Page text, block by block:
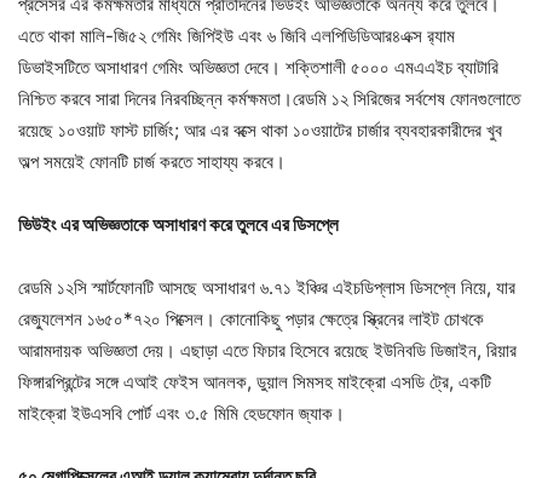
এতে থাকা মালি-জি৫২ গেমিং জিপিইউ এবং ৬ জিবি এলপিডিডিআর৪এক্স র‍্যাম
ডিভাইসটিতে অসাধারণ গেমিং অভিজ্ঞতা দেবে। শক্তিশালী ৫০০০ এমএএইচ ব্যাটারি
নিশ্চিত করবে সারা দিনের নিরবচ্ছিন্ন কর্মক্ষমতা।রেডমি ১২ সিরিজের সর্বশেষ ফোনগুলোতে
রয়েছে ১০ওয়াট ফাস্ট চার্জিং; আর এর বক্সে থাকা ১০ওয়াটের চার্জার ব্যবহারকারীদের খুব
অল্প সময়েই ফোনটি চার্জ করতে সাহায্য করবে।
ভিউইং এর অভিজ্ঞতাকে অসাধারণ করে তুলবে এর ডিসপ্লে
রেডমি ১২সি স্মার্টফোনটি আসছে অসাধারণ ৬.৭১ ইঞ্চির এইচডিপ্লাস ডিসপ্লে নিয়ে, যার
রেজ্যুলেশন ১৬৫০*৭২০ পিক্সেল। কোনোকিছু পড়ার ক্ষেত্রে স্ক্রিনের লাইট চোখকে
আরামদায়ক অভিজ্ঞতা দেয়। এছাড়া এতে ফিচার হিসেবে রয়েছে ইউনিবডি ডিজাইন, রিয়ার
ফিঙ্গারপ্রিন্টের সঙ্গে এআই ফেইস আনলক, ডুয়াল সিমসহ মাইক্রো এসডি ট্রে, একটি
মাইক্রো ইউএসবি পোর্ট এবং ৩.৫ মিমি হেডফোন জ্যাক।